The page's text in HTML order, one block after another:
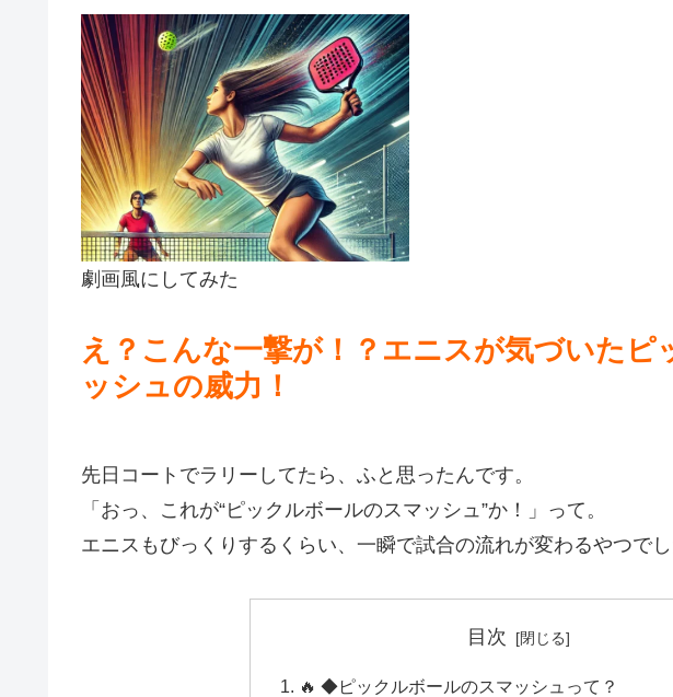
劇画風にしてみた
え？こんな一撃が！？エニスが気づいたピ
ッシュの威力！
先日コートでラリーしてたら、ふと思ったんです。
「おっ、これが“ピックルボールのスマッシュ”か！」って。
エニスもびっくりするくらい、一瞬で試合の流れが変わるやつでし
目次
🔥 ◆ピックルボールのスマッシュって？